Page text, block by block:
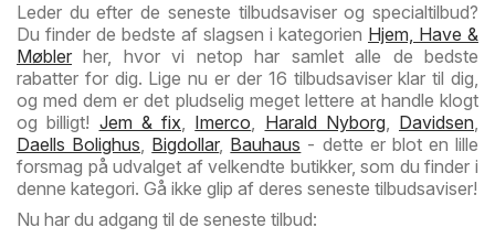
Leder du efter de seneste tilbudsaviser og specialtilbud?
Du finder de bedste af slagsen i kategorien Hjem, Have &
Møbler her, hvor vi netop har samlet alle de bedste
rabatter for dig. Lige nu er der 16 tilbudsaviser klar til dig,
og med dem er det pludselig meget lettere at handle klogt
og billigt! Jem & fix, Imerco, Harald Nyborg, Davidsen,
Daells Bolighus, Bigdollar, Bauhaus - dette er blot en lille
forsmag på udvalget af velkendte butikker, som du finder i
denne kategori. Gå ikke glip af deres seneste tilbudsaviser!
Nu har du adgang til de seneste tilbud: